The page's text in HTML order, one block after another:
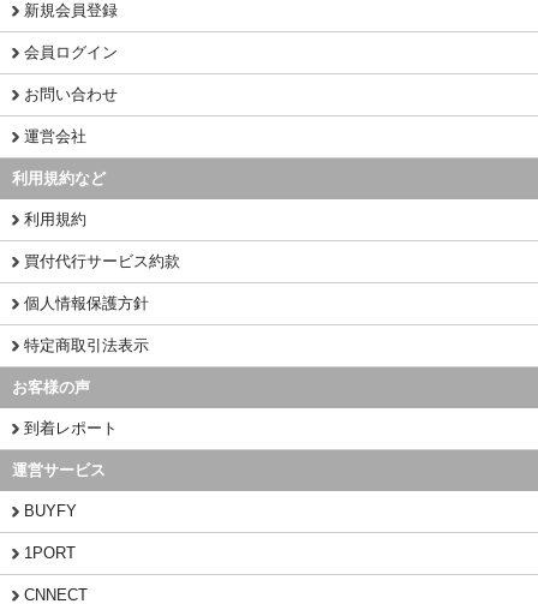
新規会員登録
会員ログイン
お問い合わせ
運営会社
利用規約など
利用規約
買付代行サービス約款
個人情報保護方針
特定商取引法表示
お客様の声
到着レポート
運営サービス
BUYFY
1PORT
CNNECT